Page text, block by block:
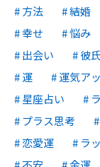
方法
結婚
幸せ
悩み
出会い
彼
運
運気ア
星座占い
プラス思考
恋愛運
ラ